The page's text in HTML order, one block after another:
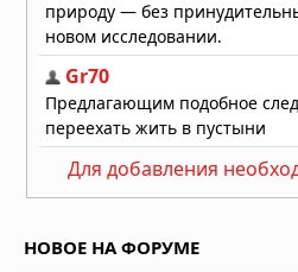
Для добавления
НОВОЕ НА ФОРУМЕ